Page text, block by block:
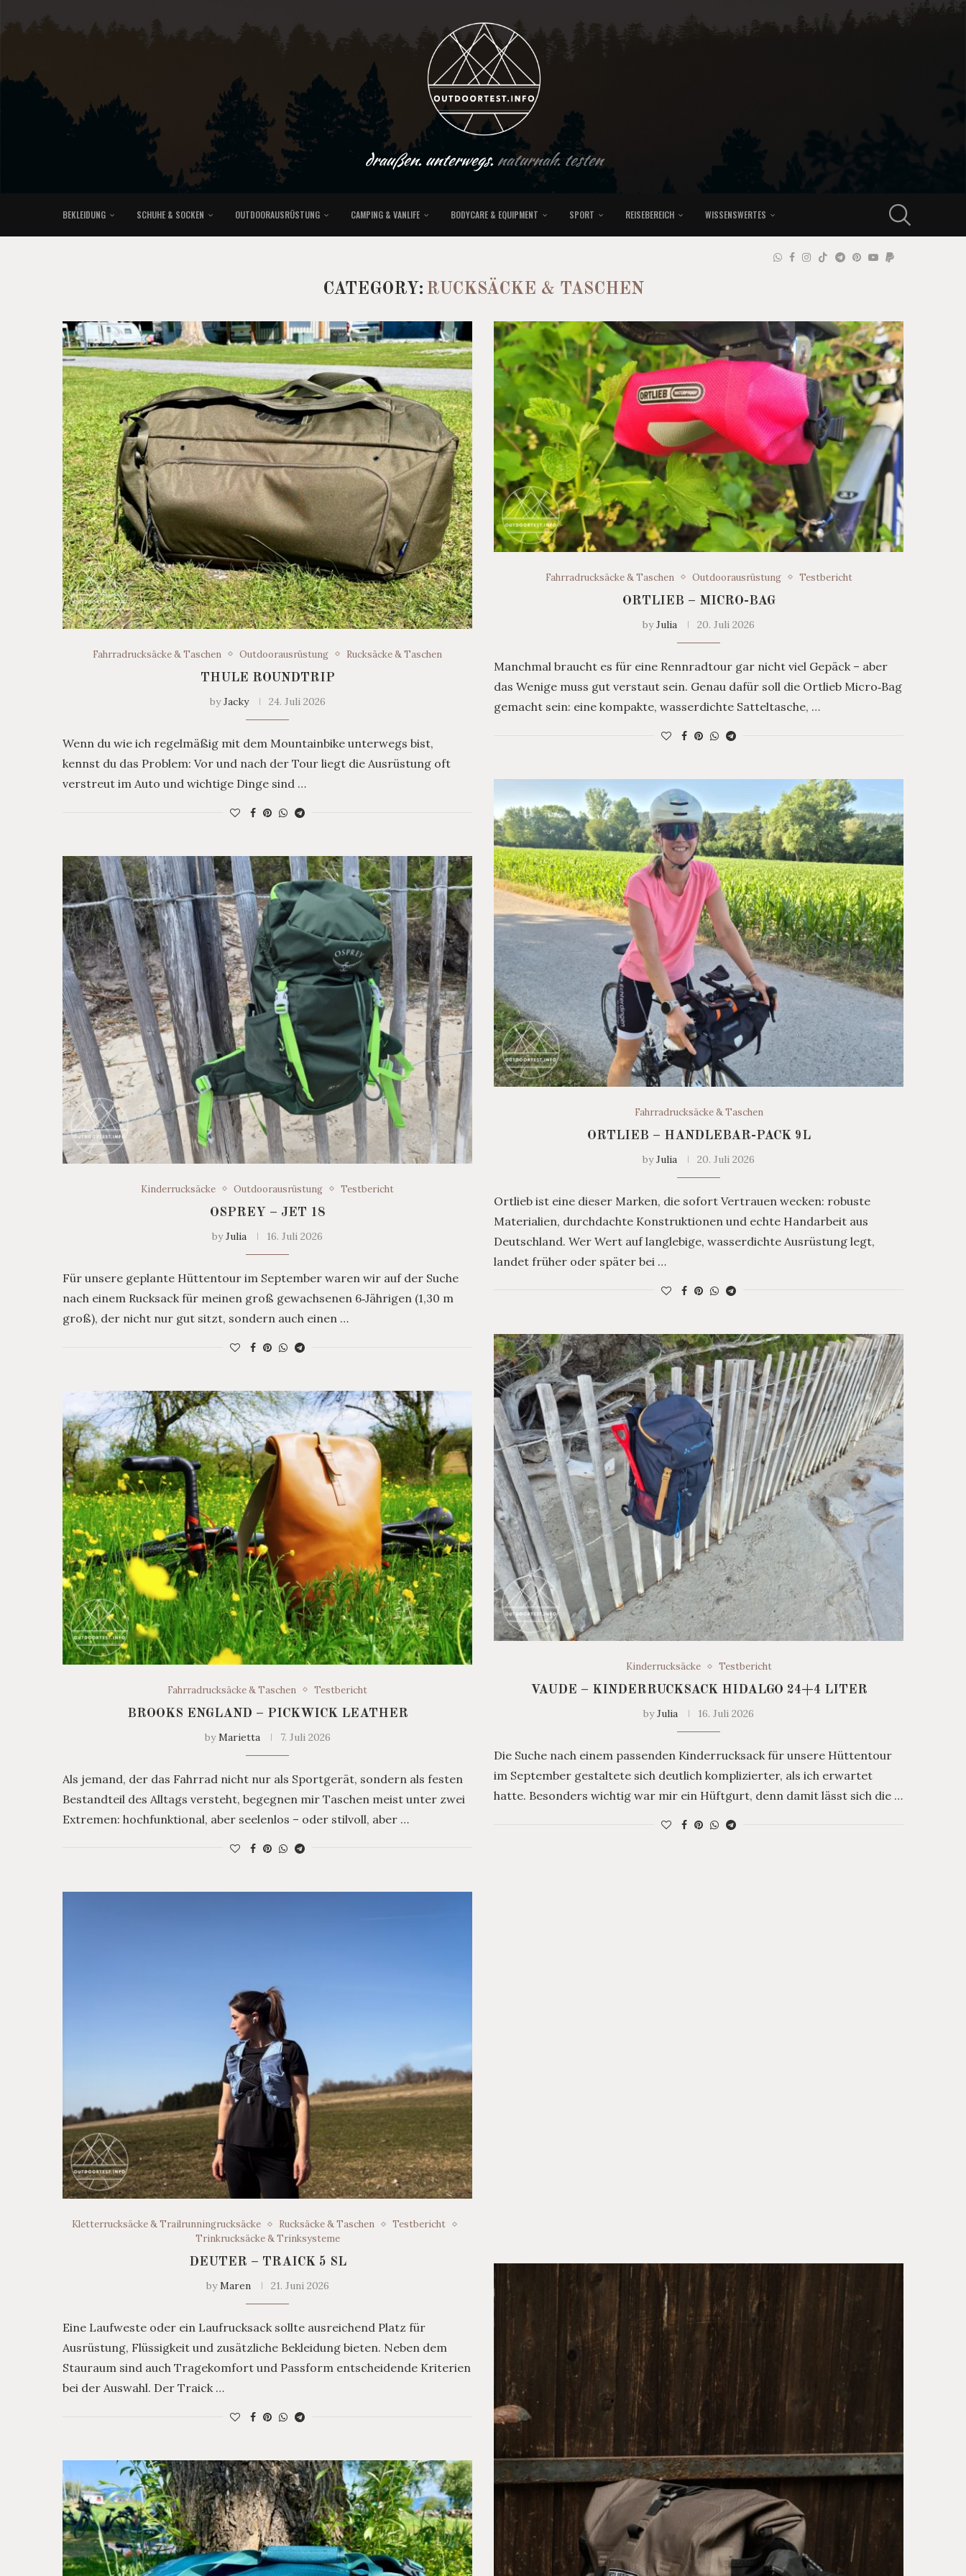
draußen. unterwegs.naturnah. testen
BEKLEIDUNG SCHUHE & SOCKEN OUTDOORAUSRÜSTUNG CAMPING & VANLIFE BODYCARE & EQUIPMENT SPORT REISEBEREICH WISSENSWERTES
CATEGORY: RUCKSÄCKE & TASCHEN
Fahrradrucksäcke & Taschen Outdoorausrüstung Rucksäcke & Taschen
THULE ROUNDTRIP
byJacky 24. Juli 2026
Wenn du wie ich regelmäßig mit dem Mountainbike unterwegs bist,
kennst du das Problem: Vor und nach der Tour liegt die Ausrüstung oft
verstreut im Auto und wichtige Dinge sind …
Fahrradrucksäcke & Taschen Outdoorausrüstung Testbericht
ORTLIEB – MICRO-BAG
byJulia 20. Juli 2026
Manchmal braucht es für eine Rennradtour gar nicht viel Gepäck – aber
das Wenige muss gut verstaut sein. Genau dafür soll die Ortlieb Micro‑Bag
gemacht sein: eine kompakte, wasserdichte Satteltasche, …
Fahrradrucksäcke & Taschen
ORTLIEB – HANDLEBAR-PACK 9L
byJulia 20. Juli 2026
Ortlieb ist eine dieser Marken, die sofort Vertrauen wecken: robuste
Materialien, durchdachte Konstruktionen und echte Handarbeit aus
Deutschland. Wer Wert auf langlebige, wasserdichte Ausrüstung legt,
landet früher oder später bei …
Kinderrucksäcke Outdoorausrüstung Testbericht
OSPREY – JET 18
byJulia 16. Juli 2026
Für unsere geplante Hüttentour im September waren wir auf der Suche
nach einem Rucksack für meinen groß gewachsenen 6‑Jährigen (1,30 m
groß), der nicht nur gut sitzt, sondern auch einen …
Kinderrucksäcke Testbericht
VAUDE – KINDERRUCKSACK HIDALGO 24+4 LITER
byJulia 16. Juli 2026
Die Suche nach einem passenden Kinderrucksack für unsere Hüttentour
im September gestaltete sich deutlich komplizierter, als ich erwartet
hatte. Besonders wichtig war mir ein Hüftgurt, denn damit lässt sich die …
Fahrradrucksäcke & Taschen Testbericht
BROOKS ENGLAND – PICKWICK LEATHER
byMarietta 7. Juli 2026
Als jemand, der das Fahrrad nicht nur als Sportgerät, sondern als festen
Bestandteil des Alltags versteht, begegnen mir Taschen meist unter zwei
Extremen: hochfunktional, aber seelenlos – oder stilvoll, aber …
Kletterrucksäcke & Trailrunningrucksäcke Rucksäcke & Taschen
Testbericht
Trinkrucksäcke & Trinksysteme
DEUTER – TRAICK 5 SL
byMaren 21. Juni 2026
Eine Laufweste oder ein Laufrucksack sollte ausreichend Platz für
Ausrüstung, Flüssigkeit und zusätzliche Bekleidung bieten. Neben dem
Stauraum sind auch Tragekomfort und Passform entscheidende Kriterien
bei der Auswahl. Der Traick …